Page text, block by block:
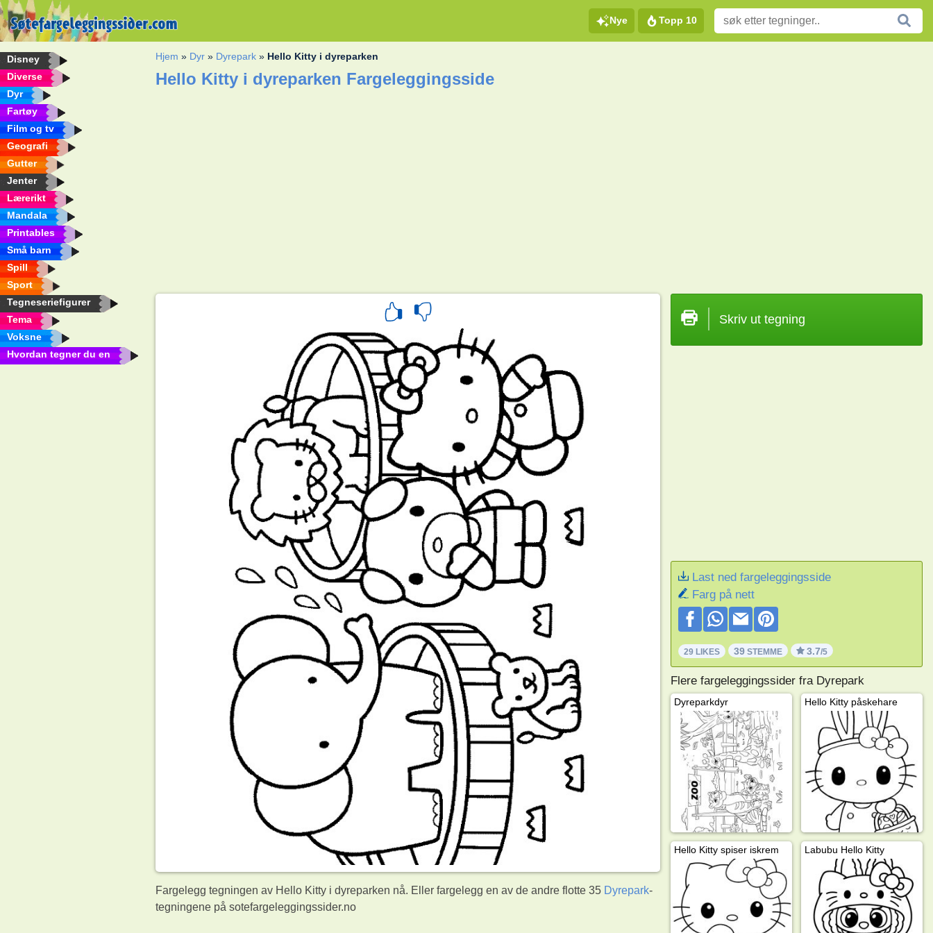
Nye Topp 10
Disney
Diverse
Dyr
Fartøy
Film og tv
Geografi
Gutter
Jenter
Lærerikt
Mandala
Printables
Små barn
Spill
Sport
Tegneseriefigurer
Tema
Voksne
Hvordan tegner du en
Hjem » Dyr » Dyrepark » Hello Kitty i dyreparken
Hello Kitty i dyreparken Fargeleggingsside
Fargelegg tegningen av Hello Kitty i dyreparken nå. Eller fargelegg en av de andre flotte 35 Dyrepark-
tegningene på sotefargeleggingssider.no
Skriv ut tegning
Last ned fargeleggingsside
Farg på nett
29 LIKES 39STEMME 3.7/5
Flere fargeleggingssider fra Dyrepark
Dyreparkdyr Hello Kitty påskehare
Hello Kitty spiser iskrem Labubu Hello Kitty